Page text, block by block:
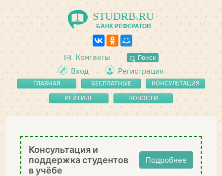
STUDRB.RU
БАНК РЕФЕРАТОВ
Контакты Поиск
Вход Регистрация
ГЛАВНАЯ
БЕСПЛАТНЫЕ
РЕФЕРАТЫ
КОНСУЛЬТАЦИЯ
РЕЙТИНГ
НОВОСТИ
Консультация и
поддержка студентов
в учёбе
Подробнее